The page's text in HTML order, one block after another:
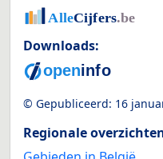
Downloads:
© Gepubliceerd: 16
Regionale